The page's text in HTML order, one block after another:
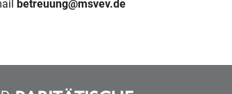
betreuung@msvev.de